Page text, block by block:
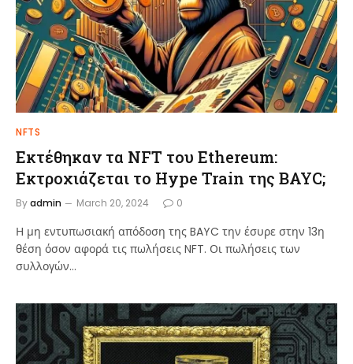
NFTS
Εκτέθηκαν τα NFT του Ethereum:
Εκτροχιάζεται το Hype Train της BAYC;
Byadmin March 20, 2024 0
Η μη εντυπωσιακή απόδοση της BAYC την έσυρε στην 13η
θέση όσον αφορά τις πωλήσεις NFT. Οι πωλήσεις των
συλλογών…